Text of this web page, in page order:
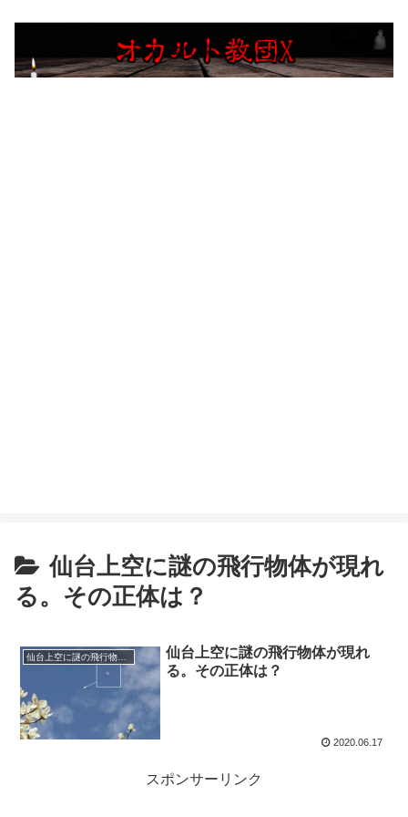
仙台上空に謎の飛行物体が現れ
る。その正体は？
仙台上空に謎の飛行物体が現れ
る。その正体は？
2020.06.17
スポンサーリンク